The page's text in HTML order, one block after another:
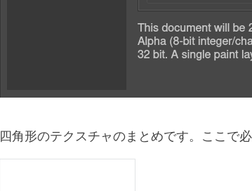
四角形のテクスチャのまとめです。ここで